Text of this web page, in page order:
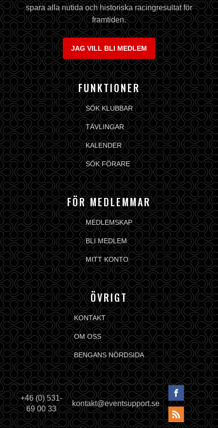
spara alla nutida och historiska racingresultat för
framtiden.
JAG VILL BLI MEDLEM
FUNKTIONER
SÖK KLUBBAR
TÄVLINGAR
KALENDER
SÖK FÖRARE
FÖR MEDLEMMAR
MEDLEMSKAP
BLI MEDLEM
MITT KONTO
ÖVRIGT
KONTAKT
OM OSS
BENGANS NÖRDSIDA
+46 (0) 531-
69 00 33
kontakt@eventsupport.se